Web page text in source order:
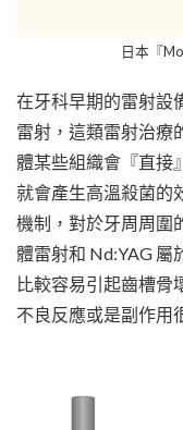
日本『
在牙科早期的雷射設
雷射，這類雷射治療
體某些組織會『直接
就會產生高溫殺菌的
機制，對於牙周周圍
體雷射和 Nd:YAG 屬
比較容易引起齒槽骨
不良反應或是副作用